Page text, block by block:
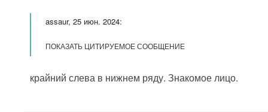
assaur, 25 июн. 2024:
ПОКАЗАТЬ ЦИТИРУЕМОЕ СООБЩЕНИЕ
крайний слева в нижнем ряду. Знакомое лицо.